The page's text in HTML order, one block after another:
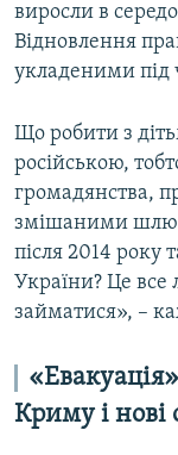
виросли в
Відновлення
укладеними під
Що робити з
російською,
громадянства,
змішаними
після 2014 року
України? Це все
займатися», –
Криму і нові